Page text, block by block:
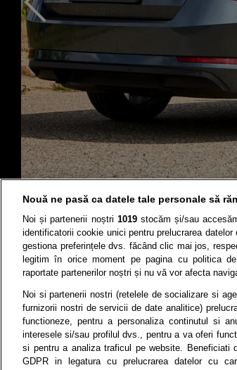
Știri
Toate drepturile
Nouă ne pasă ca datele tale personale să
Noi și partenerii noștri 1019stocăm și/sau
identificatorii cookie unici pentru prelucrarea
gestiona preferințele dvs. făcând clic mai jos,
legitim în orice moment pe pagina cu politica
raportate partenerilor noștri și nu vă vor afecta
Noi si partenerii nostri (retelele de socializare si
furnizorii nostri de servicii de date analitice)
functioneze, pentru a personaliza continutul si
interesele si/sau profilul dvs., pentru a va oferi
si pentru a analiza traficul pe website. Beneficiati
GDPR in legatura cu prelucrarea datelor cu